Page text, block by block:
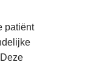
patiënt